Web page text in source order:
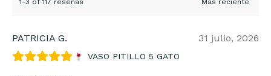
1-3 of 117 reseñas
PATRICIA G. 31 julio, 2026
VASO PITILLO 5 GATO